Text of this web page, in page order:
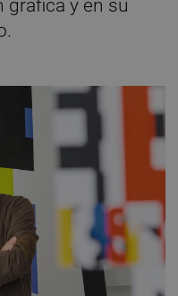
y en su